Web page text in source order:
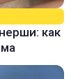
как